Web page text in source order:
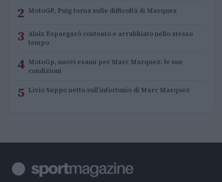
2 MotoGP, Puig torna sulle difficoltà di Marquez
3 Aleix Espargaró contento e arrabbiato nello stesso
tempo
4 MotoGp, nuovi esami per Marc Marquez: le sue
condizioni
5 Livio Suppo netto sull’infortunio di Marc Marquez